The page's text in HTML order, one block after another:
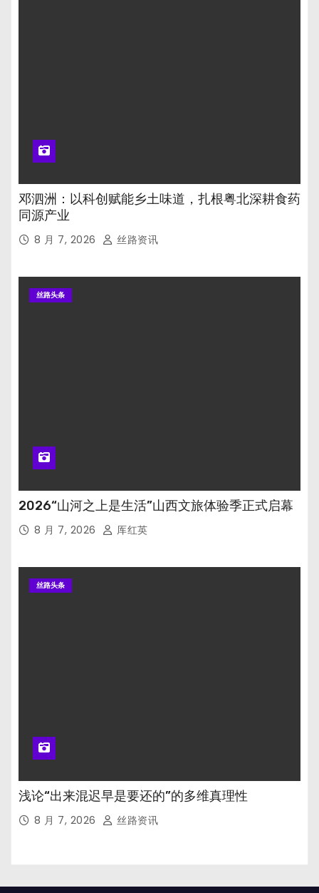
邓泗洲：以科创赋能乡土味道，扎根粤北深耕食药
同源产业
8 月 7, 2026 丝路资讯
丝路头条
2026“山河之上是生活”山西文旅体验季正式启幕
8 月 7, 2026 厍红英
丝路头条
浅论“出来混迟早是要还的”的多维真理性
8 月 7, 2026 丝路资讯